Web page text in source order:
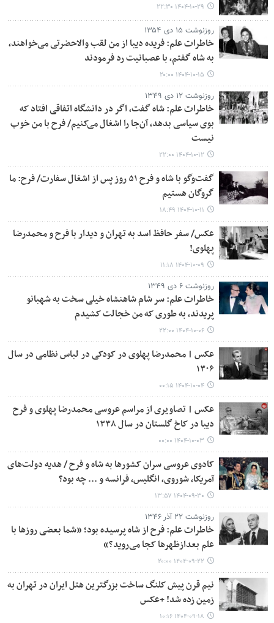
۱۴۰۴-۱۰-۲۹ ۲۲:۳۰
روزنوشت ۱۵ دی ۱۳۵۴
خاطرات علم: فریده دیبا از من لقب والاحضرتی می‌خواهند،
به شاه گفتم، با عصبانیت رد فرمودند
۱۴۰۴-۱۰-۱۵ ۲۰:۰۰
روزنوشت ۱۲ دی ۱۳۴۹
خاطرات علم: شاه گفت، اگر در دانشگاه اتفاقی افتاد که
بوی سیاسی بدهد، آن‌جا را اشغال می‌کنیم/ فرح با من خوب
نیست
۱۴۰۴-۱۰-۱۲ ۲۲:۰۰
گفت‌وگو با شاه و فرح ۵۱ روز پس از اشغال سفارت/ فرح: ما
گروگان هستیم
۱۴۰۴-۱۰-۱۱ ۱۸:۴۹
عکس‌/ سفر حافظ اسد به تهران و دیدار با فرح و محمدرضا
پهلوی!
۱۴۰۴-۱۰-۰۹ ۱۱:۱۸
روزنوشت ۶ دی ۱۳۴۹
خاطرات علم: سر شام شاهنشاه خیلی سخت به شهبانو
پریدند، به طوری که من خجالت کشیدم
۱۴۰۴-۱۰-۰۶ ۲۲:۰۰
عکس | محمدرضا پهلوی در کودکی در لباس نظامی در سال
۱۳۰۶
۱۴۰۴-۱۰-۰۴ ۰۰:۱۵
عکس | تصاویری از مراسم عروسی محمدرضا پهلوی و فرح
دیبا در کاخ گلستان در سال ۱۳۳۸
۱۴۰۴-۱۰-۰۳ ۰۰:۰۰
کادوی عروسی سران کشورها به شاه و فرح / هدیه دولت‌های
آمریکا، شوروی، انگلیس، فرانسه و ... چه بود؟
۱۴۰۴-۰۹-۳۰ ۱۳:۵۷
روزنوشت ۲۲ آذر ۱۳۴۶
خاطرات علم: فرح از شاه پرسیده بود؛ «شما بعضی روزها با
علم بعدازظهرها کجا می‌روید؟»
۱۴۰۴-۰۹-۲۲ ۲۰:۰۰
نیم قرن پیش کلنگ ساخت بزرگترین هتل ایران در تهران به
زمین زده شد! +عکس
۱۴۰۴-۰۹-۱۸ ۱۰:۱۶